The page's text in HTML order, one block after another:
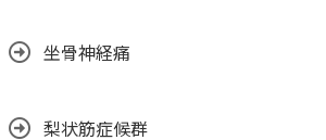
坐骨神経痛
梨状筋症候群